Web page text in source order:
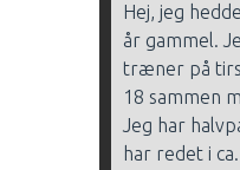
Hej, jeg
år gammel.
træner på
18 sammen
Jeg har
har redet i